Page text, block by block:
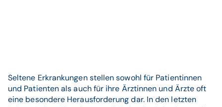
Seltene Erkrankungen stellen sowohl für Patientinnen
und Patienten als auch für ihre Ärztinnen und Ärzte oft
eine besondere Herausforderung dar. In den letzten